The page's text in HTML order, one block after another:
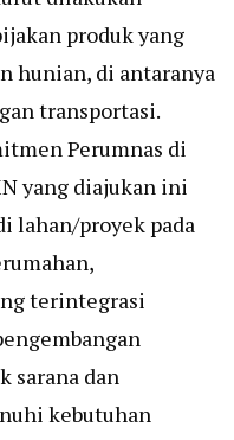
produk yang
hunian, di antaranya
transportasi.
Perumnas di
yang diajukan ini
lahan/proyek pada
terintegrasi
sarana dan
kebutuhan